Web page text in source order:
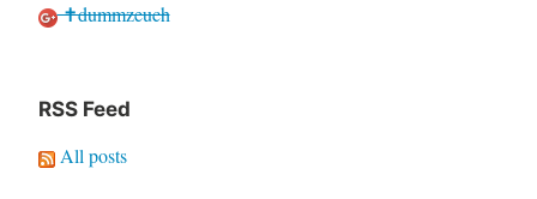
✝dummzeuch
RSS Feed
All posts